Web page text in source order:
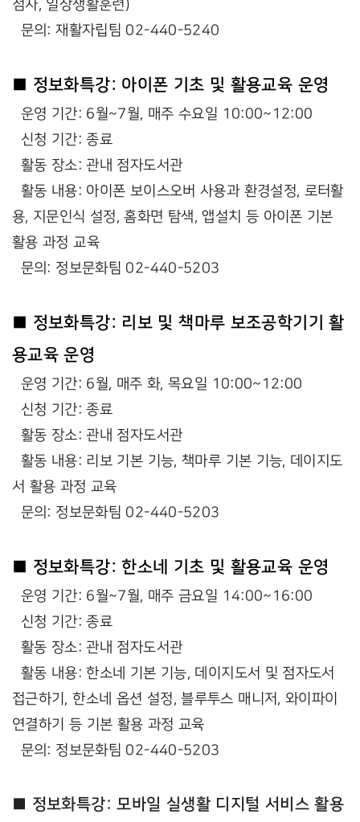
점자, 일상생활훈련)
문의: 재활자립팀 02-440-5240
■ 정보화특강: 아이폰 기초 및 활용교육 운영
운영 기간: 6월~7월, 매주 수요일 10:00~12:00
신청 기간: 종료
활동 장소: 관내 점자도서관
활동 내용: 아이폰 보이스오버 사용과 환경설정, 로터활
용, 지문인식 설정, 홈화면 탐색, 앱설치 등 아이폰 기본
활용 과정 교육
문의: 정보문화팀 02-440-5203
■ 정보화특강: 리보 및 책마루 보조공학기기 활
용교육 운영
운영 기간: 6월, 매주 화, 목요일 10:00~12:00
신청 기간: 종료
활동 장소: 관내 점자도서관
활동 내용: 리보 기본 기능, 책마루 기본 기능, 데이지도
서 활용 과정 교육
문의: 정보문화팀 02-440-5203
■ 정보화특강: 한소네 기초 및 활용교육 운영
운영 기간: 6월~7월, 매주 금요일 14:00~16:00
신청 기간: 종료
활동 장소: 관내 점자도서관
활동 내용: 한소네 기본 기능, 데이지도서 및 점자도서
접근하기, 한소네 옵션 설정, 블루투스 매니저, 와이파이
연결하기 등 기본 활용 과정 교육
문의: 정보문화팀 02-440-5203
■ 정보화특강: 모바일 실생활 디지털 서비스 활용